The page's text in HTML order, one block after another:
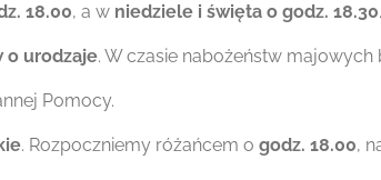
18.00, a w niedziele i święta o godz. 18.30.
o urodzaje. W czasie nabożeństw
Pomocy.
. Rozpoczniemy różańcem ogodz. 18.00,